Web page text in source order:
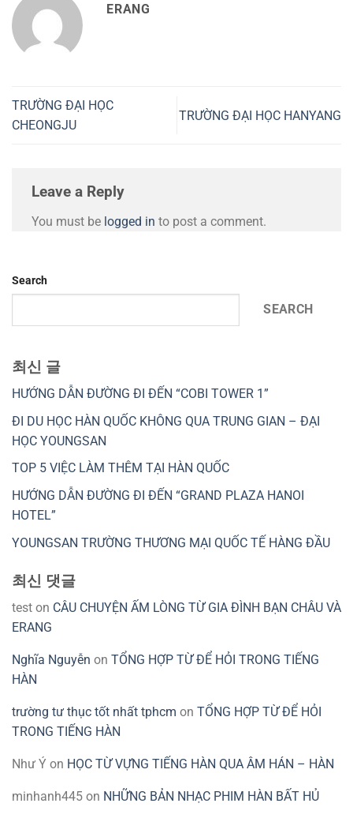
ERANG
TRƯỜNG ĐẠI HỌC
CHEONGJU
TRƯỜNG ĐẠI HỌC HANYANG
Leave a Reply
You must be logged in to post a comment.
Search
SEARCH
최신 글
HƯỚNG DẪN ĐƯỜNG ĐI ĐẾN “COBI TOWER 1”
ĐI DU HỌC HÀN QUỐC KHÔNG QUA TRUNG GIAN – ĐẠI
HỌC YOUNGSAN
TOP 5 VIỆC LÀM THÊM TẠI HÀN QUỐC
HƯỚNG DẪN ĐƯỜNG ĐI ĐẾN “GRAND PLAZA HANOI
HOTEL”
YOUNGSAN TRƯỜNG THƯƠNG MẠI QUỐC TẾ HÀNG ĐẦU
최신 댓글
test on CÂU CHUYỆN ẤM LÒNG TỪ GIA ĐÌNH BẠN CHÂU VÀ
ERANG
Nghĩa Nguyễn on TỔNG HỢP TỪ ĐỂ HỎI TRONG TIẾNG
HÀN
trường tư thục tốt nhất tphcm on TỔNG HỢP TỪ ĐỂ HỎI
TRONG TIẾNG HÀN
Như Ý on HỌC TỪ VỰNG TIẾNG HÀN QUA ÂM HÁN – HÀN
minhanh445 on NHỮNG BẢN NHẠC PHIM HÀN BẤT HỦ